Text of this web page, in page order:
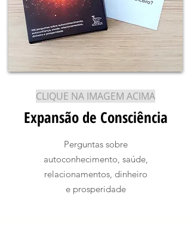
CLIQUE NA IMAGEM ACIMA
Expansão de Consciência
Perguntas sobre
autoconhecimento, saúde,
relacionamentos, dinheiro
e prosperidade